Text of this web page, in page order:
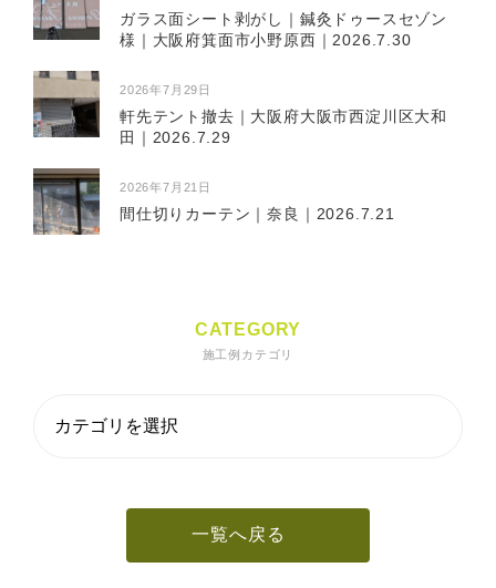
ガラス面シート剥がし｜鍼灸ドゥースセゾン
様｜大阪府箕面市小野原西｜2026.7.30
2026年7月29日
軒先テント撤去｜大阪府大阪市西淀川区大和
田｜2026.7.29
2026年7月21日
間仕切りカーテン｜奈良｜2026.7.21
CATEGORY
施工例カテゴリ
一覧へ戻る